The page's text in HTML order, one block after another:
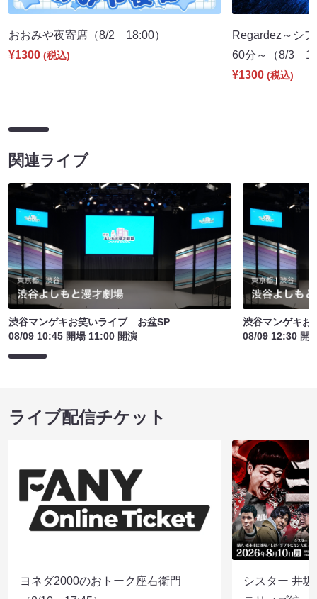
おおみや夜寄席（8/2 18:00）
¥1300 (税込)
Regardez～シ
60分～（8/3
¥1300 (税込)
関連ライブ
渋谷マンゲキお笑いライブ お盆SP
08/09 10:45 開場 11:00 開演
渋谷マンゲキ
08/09 12:30 開
ライブ配信チケット
ヨネダ2000のおトーク座右衛門
シスター 井